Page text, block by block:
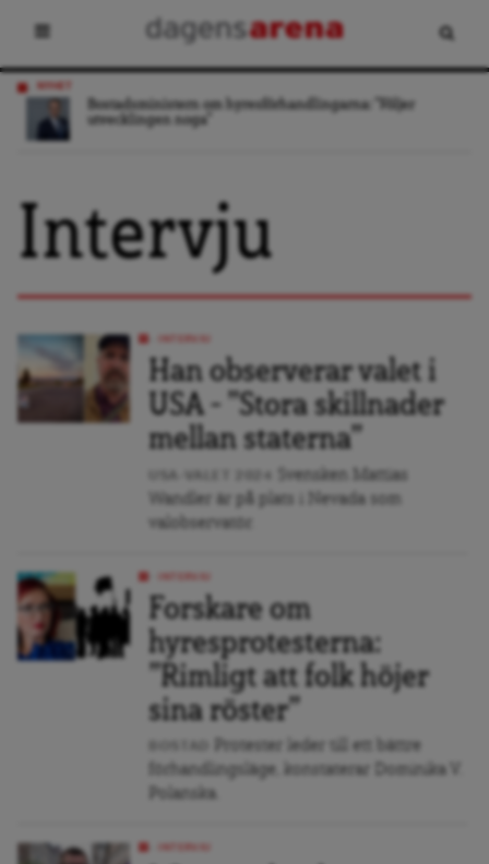
Bostadsministern om hyresförhandlingarna: ”Följer
utvecklingen noga”
Intervju
Han observerar valet i
USA – ”Stora skillnader
mellan staterna”
Svensken Mattias
Wandler är på plats i Nevada som
valobservatör.
Forskare om
hyresprotesterna:
”Rimligt att folk höjer
sina röster”
Protester leder till ett bättre
förhandlingsläge, konstaterar Dominika V.
Polanska.